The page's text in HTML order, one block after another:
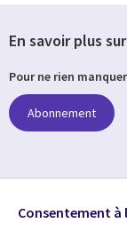
En savoir plus sur
Pour ne rien manquer
Abonnement
Suivez-nous
Consentement